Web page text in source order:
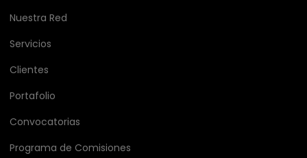
Nuestra Red
Servicios
Clientes
Portafolio
Convocatorias
Programa de Comisiones